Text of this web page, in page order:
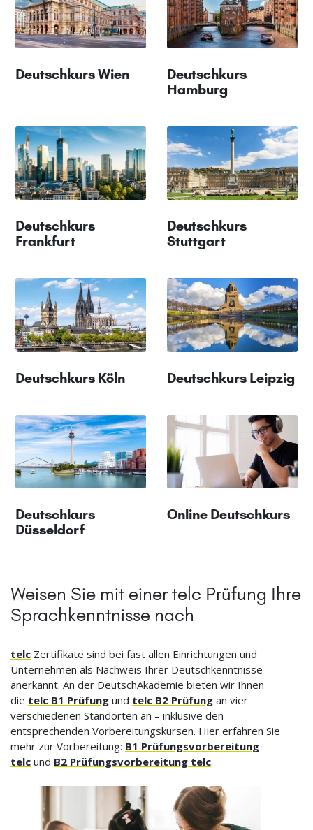
Deutschkurs Wien
Deutschkurs
Hamburg
Deutschkurs
Frankfurt
Deutschkurs
Stuttgart
Deutschkurs Köln Deutschkurs Leipzig
Deutschkurs
Düsseldorf
Online Deutschkurs
Weisen Sie mit einer telc Prüfung Ihre
Sprachkenntnisse nach
telc Zertifikate sind bei fast allen Einrichtungen und
Unternehmen als Nachweis Ihrer Deutschkenntnisse
anerkannt. An der DeutschAkademie bieten wir Ihnen
die telc B1 Prüfung und telc B2 Prüfung an vier
verschiedenen Standorten an – inklusive den
entsprechenden Vorbereitungskursen. Hier erfahren Sie
mehr zur Vorbereitung: B1 Prüfungsvorbereitung
telc und B2 Prüfungsvorbereitung telc.